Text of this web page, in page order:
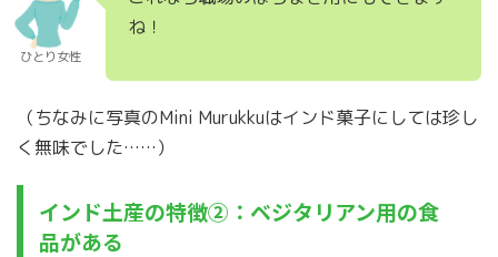
ひとり女性
ね！
（ちなみに写真のMini Murukkuはインド菓子にしては珍し
く無味でした……）
インド土産の特徴②：ベジタリアン用の食
品がある